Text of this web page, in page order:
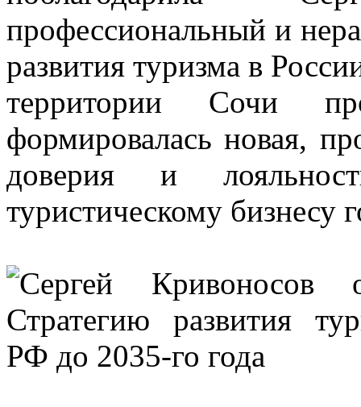
профессиональный и
развития туризма в
территории Сочи
формировалась новая,
доверия и
туристическому бизнесу